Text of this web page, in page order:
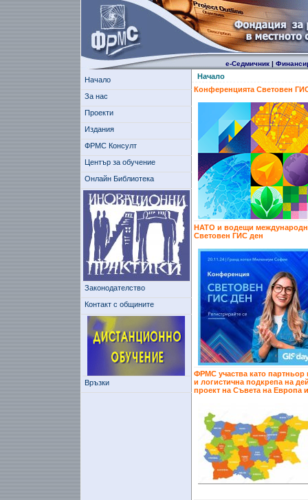
е-Седмичник|
Начало
За нас
Проекти
Издания
ФРМС Консулт
Център за обучение
Онлайн Библиотека
Законодателство
Контакт с общините
Връзки
Начало
Конференцията Световен
НАТО и водещи
Световен ГИС ден
ФРМС участва като партньор
и логистична подкрепа на
проект на Съвета на Европа